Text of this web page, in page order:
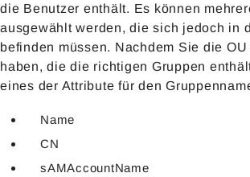
die Benutzer enthält. Es können
ausgewählt werden, die sich jedoch in
befinden müssen. Nachdem Sie die
haben, die die richtigen Gruppen
eines der Attribute für den
Name
CN
sAMAccountName